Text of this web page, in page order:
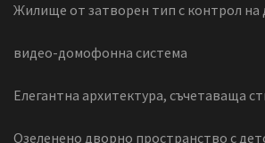
Жилище от затворен тип с контрол на
видео-домофонна система
Елегантна архитектура, съчетаваща
Озеленено дворно пространство с